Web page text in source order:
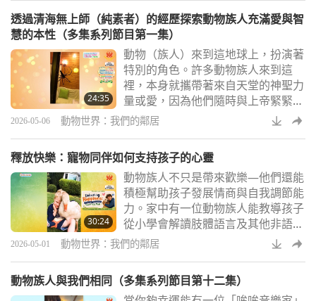
道。」動物族人非常聰明。大象族人
能記住事情好多好多年。狗族人只要
看著您，就能明白您的感受。海豚族
人常常幫助在海上遇險的人類。而
牛、豬和雞族人都有情感，與人類家
人有深厚的連結。清海無上師讓所有
動物族人都感到安全和
透過清海無上師（純素者）的經歷探索動物族人充滿愛與智
慧的本性（多集系列節目第一集）
24:35
動物（族人）來到這地球上，扮演著
特別的角色。許多動物族人來到這
裡，本身就攜帶著來自天堂的神聖力
量或愛，因為他們隨時與上帝緊緊相
繫。有些動物族人，像是馬和兔子
響，或是帶給他們健康、好運，甚至
是物質的財富、喜悅，或是靈性的提
昇。在今天的節目，「透過清海無上
師（純素者）的經歷，探索動物族人
充滿愛與智慧的本性：多集系列節目
第一集」中，我們將向您展示動物族
人與清海無上師之間一
2026-05-06 動物世界：我們的鄰居
釋放快樂：寵物同伴如何支持孩子的心靈
30:24
動物族人不只是帶來歡樂—他們還能
積極幫助孩子發展情商與自我調節能
力。家中有一位動物族人能教導孩子
從小學會解讀肢體語言及其他非語言
訊號，提升他們理解他人情緒的能力
2026-05-01 動物世界：我們的鄰居
動物族人與我們相同（多集系列節目第十二集）